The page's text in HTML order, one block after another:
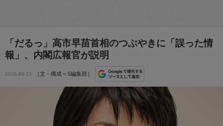
「だるっ」高市早苗首相のつぶやきに「誤った情
報」、内閣広報官が説明
2026-06-13 ［文・構成＝S編集部］